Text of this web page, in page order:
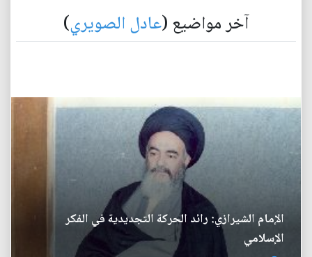
آخر مواضيع (عادل الصويري)
الإمام الشيرازي: رائد الحركة التجديدية في الفكر
الإسلامي